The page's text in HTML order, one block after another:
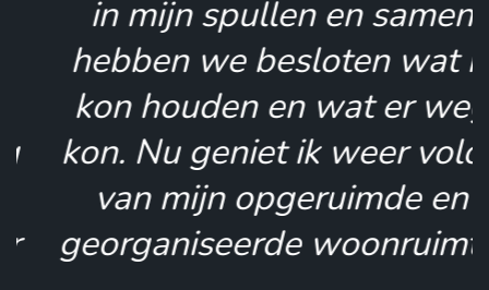
in mijn spullen en samen
hebben we besloten wat ik
kon houden en wat er weg
kon. Nu geniet ik weer volop
van mijn opgeruimde en
georganiseerde woonruimte!